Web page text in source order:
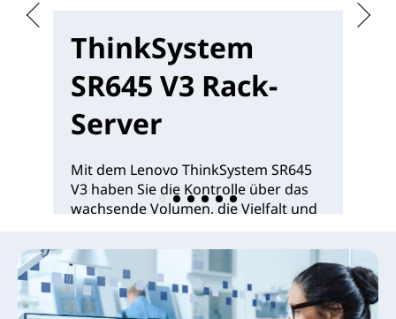
ThinkSystem
SR645 V3 Rack-
Server
Mit dem Lenovo ThinkSystem SR645
V3 haben Sie die Kontrolle über das
wachsende Volumen, die Vielfalt und
herausragender Vielseitigkeit eines
2S/1U-Rack-Servers.
Mehr Infos >